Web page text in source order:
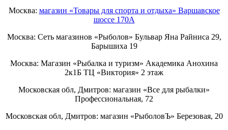
Москва: магазин «Товары для спорта и отдыха» Варшавское
шоссе 170А
Москва: Сеть магазинов «Рыболов» Бульвар Яна Райниса 29,
Барышиха 19
Москва: Магазин «Рыбалка и туризм» Академика Анохина
2к1Б ТЦ «Виктория» 2 этаж
Московская обл, Дмитров: магазин «Все для рыбалки»
Профессиональная, 72
Московская обл, Дмитров: магазин «РыболовЪ» Березовая, 20